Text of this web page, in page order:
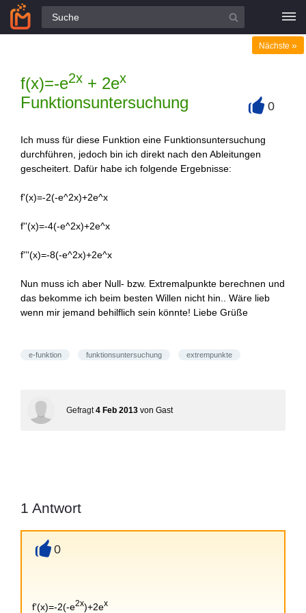
Alle Fragen
f(x)=-e2x + 2ex
Funktionsuntersuchung
Nächste »
0
Ich muss für diese Funktion eine Funktionsuntersuchung
durchführen, jedoch bin ich direkt nach den Ableitungen
gescheitert. Dafür habe ich folgende Ergebnisse:
f'(x)=-2(-e^2x)+2e^x
f''(x)=-4(-e^2x)+2e^x
f'''(x)=-8(-e^2x)+2e^x
Nun muss ich aber Null- bzw. Extremalpunkte berechnen und
das bekomme ich beim besten Willen nicht hin.. Wäre lieb
wenn mir jemand behilflich sein könnte! Liebe Grüße
e-funktion funktionsuntersuchung extrempunkte
Gefragt 4 Feb 2013 von Gast
1 Antwort
0
f'(x)=-2(-e2x)+2ex